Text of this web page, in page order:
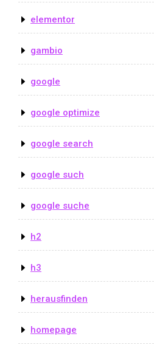
elementor
gambio
google
google optimize
google search
google such
google suche
h2
h3
herausfinden
homepage